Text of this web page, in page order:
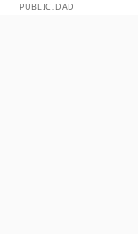
PUBLICIDAD